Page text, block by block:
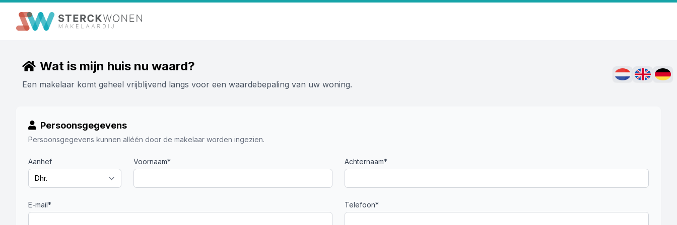
Wat is mijn huis nu waard?
Een makelaar komt geheel vrijblijvend langs voor een waardebepaling van uw woning.
Persoonsgegevens
Persoonsgegevens kunnen alléén door de makelaar worden ingezien.
Aanhef Voornaam* Achternaam*
E-mail* Telefoon*